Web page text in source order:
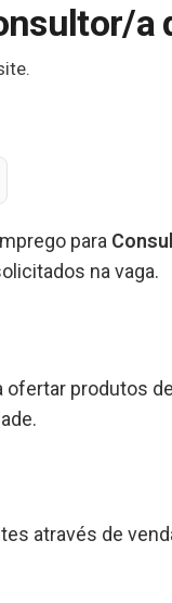
a
para
na vaga.
produtos
através de